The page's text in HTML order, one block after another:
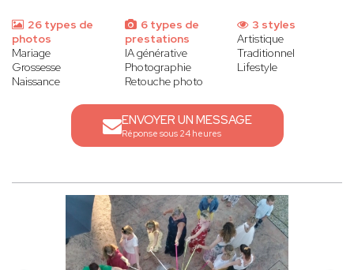
26 types de
photos
Mariage
Grossesse
Naissance
6 types de
prestations
IA générative
Photographie
Retouche photo
3 styles
Artistique
Traditionnel
Lifestyle
ENVOYER UN MESSAGE
Réponse sous 24 heures